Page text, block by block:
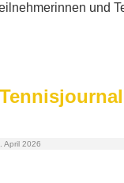
und
April 2026